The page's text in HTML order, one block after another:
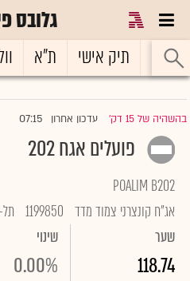
גלובס
ראשי תיק אישי ת"א
בהשהיה של 15 דק' |עדכון אחרון 07:15
פועלים אגח 202
POALIM B202
אג"ח קונצרני צמוד מדד 1199850
שער
118.74
שינוי
0.00%